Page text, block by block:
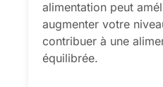
alimentation peut
augmenter votre
contribuer à une
équilibrée.